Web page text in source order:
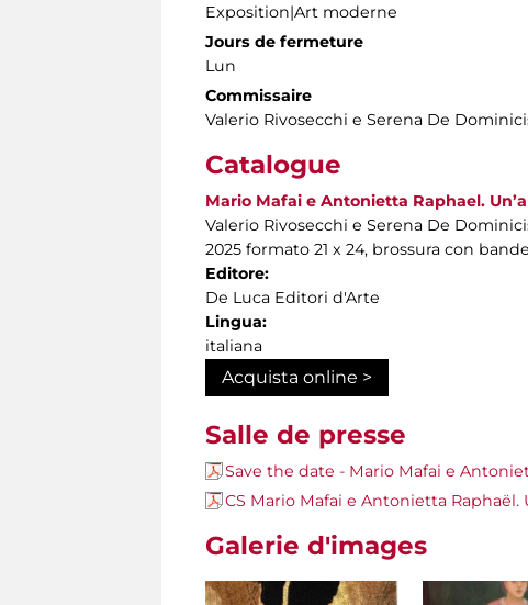
Exposition|Art moderne
Jours de fermeture
Lun
Commissaire
Valerio Rivosecchi e Serena De
Catalogue
Mario Mafai e Antonietta Raphael.
Valerio Rivosecchi e Serena De
2025 formato 21 x 24, brossura con
Editore:
De Luca Editori d'Arte
Lingua:
italiana
Acquista online >
Salle de presse
Save the date - Mario Mafai e
CS Mario Mafai e Antonietta Raphaël.
Galerie d'images